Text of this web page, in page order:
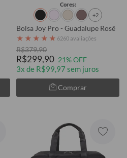
Cores:
+2
Bolsa Joy Pro - Guadalupe Rosê
★ ★ ★ ★ ★ 6260 avaliações
R$379,90
R$299,90 21% OFF
3x de R$99,97 sem juros
Comprar